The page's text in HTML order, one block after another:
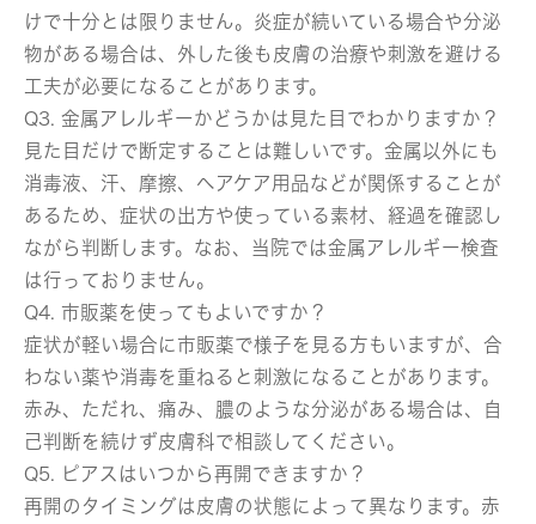
けで十分とは限りません。炎症が続いている場合や分泌
物がある場合は、外した後も皮膚の治療や刺激を避ける
工夫が必要になることがあります。
Q3. 金属アレルギーかどうかは見た目でわかりますか？
見た目だけで断定することは難しいです。金属以外にも
消毒液、汗、摩擦、ヘアケア用品などが関係することが
あるため、症状の出方や使っている素材、経過を確認し
ながら判断します。なお、当院では金属アレルギー検査
は行っておりません。
Q4. 市販薬を使ってもよいですか？
症状が軽い場合に市販薬で様子を見る方もいますが、合
わない薬や消毒を重ねると刺激になることがあります。
赤み、ただれ、痛み、膿のような分泌がある場合は、自
己判断を続けず皮膚科で相談してください。
Q5. ピアスはいつから再開できますか？
再開のタイミングは皮膚の状態によって異なります。赤